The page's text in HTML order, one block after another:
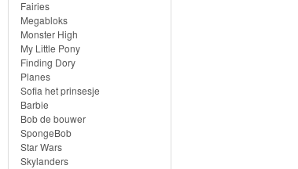
Masks
Super
Mario
Frozen
Paw
Fairies
Megabloks
Monster High
My Little Pony
Finding Dory
Planes
Sofia het prinsesje
Barbie
Bob de bouwer
SpongeBob
Star Wars
Skylanders